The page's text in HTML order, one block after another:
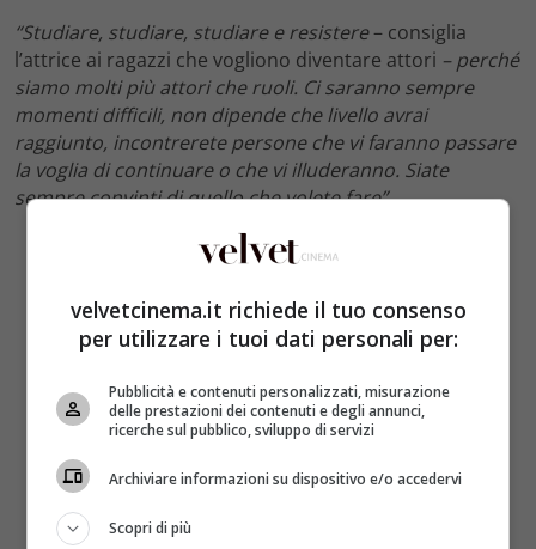
“Studiare, studiare, studiare e resistere– consiglia
l’attrice ai ragazzi che vogliono diventare attori – perché
siamo molti più attori che ruoli. Ci saranno sempre
momenti difficili, non dipende che livello avrai
raggiunto, incontrerete persone che vi faranno passare
la voglia di continuare o che vi illuderanno. Siate
sempre convinti di quello che volete fare”.
velvetcinema.it richiede il tuo consenso
per utilizzare i tuoi dati personali per:
Pubblicità e contenuti personalizzati, misurazione
delle prestazioni dei contenuti e degli annunci,
ricerche sul pubblico, sviluppo di servizi
Archiviare informazioni su dispositivo e/o accedervi
Scopri di più